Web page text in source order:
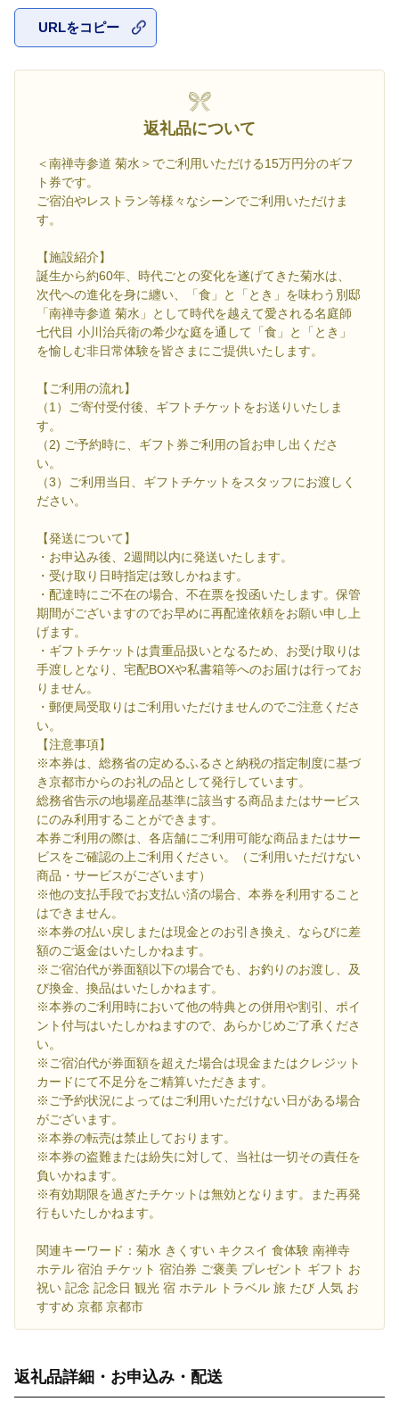
URLをコピー
返礼品について
＜南禅寺参道 菊水＞でご利用いただける15万円分のギフ
ト券です。
ご宿泊やレストラン等様々なシーンでご利用いただけま
す。
【施設紹介】
誕生から約60年、時代ごとの変化を遂げてきた菊水は、
次代への進化を身に纏い、「食」と「とき」を味わう別邸
「南禅寺参道 菊水」として時代を越えて愛される名庭師
七代目 小川治兵衛の希少な庭を通して「食」と「とき」
を愉しむ非日常体験を皆さまにご提供いたします。
【ご利用の流れ】
（1）ご寄付受付後、ギフトチケットをお送りいたしま
す。
（2) ご予約時に、ギフト券ご利用の旨お申し出くださ
い。
（3）ご利用当日、ギフトチケットをスタッフにお渡しく
ださい。
【発送について】
・お申込み後、2週間以内に発送いたします。
・受け取り日時指定は致しかねます。
・配達時にご不在の場合、不在票を投函いたします。保管
期間がございますのでお早めに再配達依頼をお願い申し上
げます。
・ギフトチケットは貴重品扱いとなるため、お受け取りは
手渡しとなり、宅配BOXや私書箱等へのお届けは行ってお
りません。
・郵便局受取りはご利用いただけませんのでご注意くださ
い。
【注意事項】
※本券は、総務省の定めるふるさと納税の指定制度に基づ
き京都市からのお礼の品として発行しています。
総務省告示の地場産品基準に該当する商品またはサービス
にのみ利用することができます。
本券ご利用の際は、各店舗にご利用可能な商品またはサー
ビスをご確認の上ご利用ください。（ご利用いただけない
商品・サービスがございます）
※他の支払手段でお支払い済の場合、本券を利用すること
はできません。
※本券の払い戻しまたは現金とのお引き換え、ならびに差
額のご返金はいたしかねます。
※ご宿泊代が券面額以下の場合でも、お釣りのお渡し、及
び換金、換品はいたしかねます。
※本券のご利用時において他の特典との併用や割引、ポイ
ント付与はいたしかねますので、あらかじめご了承くださ
い。
※ご宿泊代が券面額を超えた場合は現金またはクレジット
カードにて不足分をご精算いただきます。
※ご予約状況によってはご利用いただけない日がある場合
がございます。
※本券の転売は禁止しております。
※本券の盗難または紛失に対して、当社は一切その責任を
負いかねます。
※有効期限を過ぎたチケットは無効となります。また再発
行もいたしかねます。
関連キーワード：菊水 きくすい キクスイ 食体験 南禅寺
ホテル 宿泊 チケット 宿泊券 ご褒美 プレゼント ギフト お
祝い 記念 記念日 観光 宿 ホテル トラベル 旅 たび 人気 お
すすめ 京都 京都市
返礼品詳細・お申込み・配送